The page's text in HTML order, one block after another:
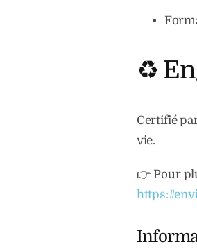
♻️
Certifié
vie.
👉 Pour
https://